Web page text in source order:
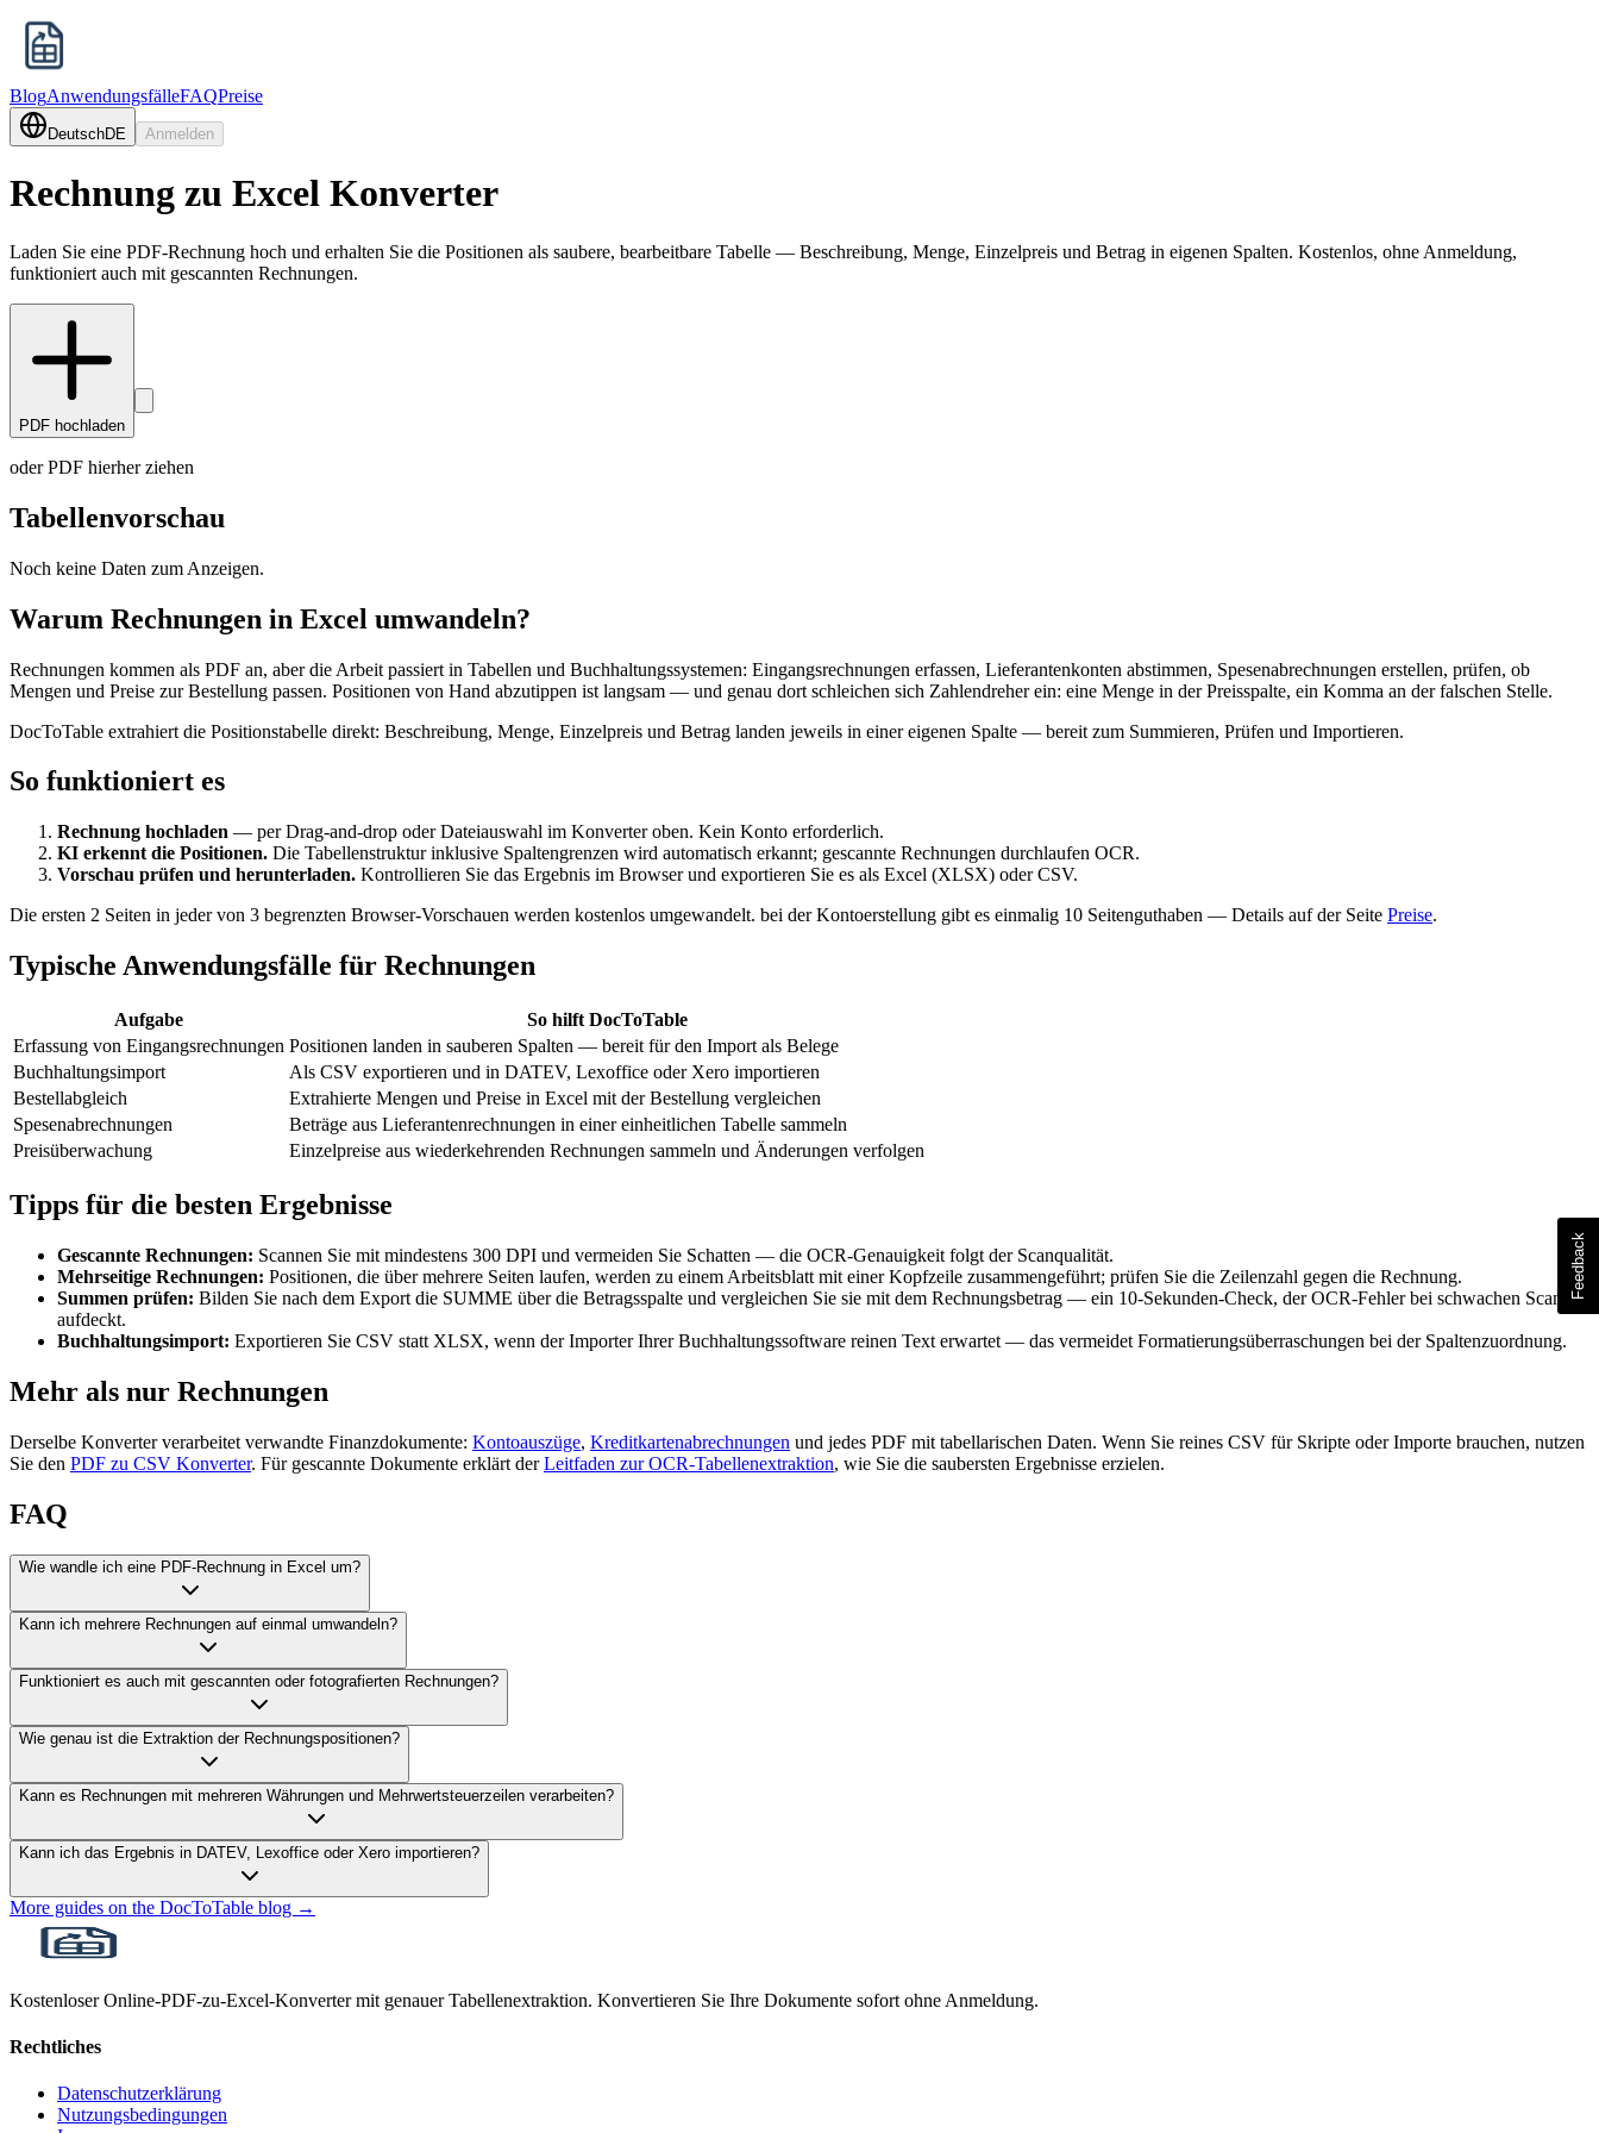
BlogAnwendungsfälleFAQPreise
DeutschDE Anmelden
Rechnung zu Excel Konverter
Laden Sie eine PDF-Rechnung hoch und erhalten Sie die Positionen als saubere, bearbeitbare Tabelle — Beschreibung, Menge, Einzelpreis und Betrag in eigenen Spalten. Kostenlos, ohne Anmeldung,
funktioniert auch mit gescannten Rechnungen.
PDF hochladen
oder PDF hierher ziehen
Tabellenvorschau
Noch keine Daten zum Anzeigen.
Warum Rechnungen in Excel umwandeln?
Rechnungen kommen als PDF an, aber die Arbeit passiert in Tabellen und Buchhaltungssystemen: Eingangsrechnungen erfassen, Lieferantenkonten abstimmen, Spesenabrechnungen erstellen, prüfen, ob
Mengen und Preise zur Bestellung passen. Positionen von Hand abzutippen ist langsam — und genau dort schleichen sich Zahlendreher ein: eine Menge in der Preisspalte, ein Komma an der falschen Stelle.
DocToTable extrahiert die Positionstabelle direkt: Beschreibung, Menge, Einzelpreis und Betrag landen jeweils in einer eigenen Spalte — bereit zum Summieren, Prüfen und Importieren.
So funktioniert es
Rechnung hochladen — per Drag-and-drop oder Dateiauswahl im Konverter oben. Kein Konto erforderlich.
KI erkennt die Positionen. Die Tabellenstruktur inklusive Spaltengrenzen wird automatisch erkannt; gescannte Rechnungen durchlaufen OCR.
Vorschau prüfen und herunterladen. Kontrollieren Sie das Ergebnis im Browser und exportieren Sie es als Excel (XLSX) oder CSV.
Die ersten 2 Seiten in jeder von 3 begrenzten Browser-Vorschauen werden kostenlos umgewandelt. bei der Kontoerstellung gibt es einmalig 10 Seitenguthaben — Details auf der Seite Preise.
Typische Anwendungsfälle für Rechnungen
Aufgabe
So hilft DocToTable
Erfassung von Eingangsrechnungen Positionen landen in sauberen Spalten — bereit für den Import als Belege
Buchhaltungsimport
Als CSV exportieren und in DATEV, Lexoffice oder Xero importieren
Bestellabgleich
Extrahierte Mengen und Preise in Excel mit der Bestellung vergleichen
Spesenabrechnungen
Beträge aus Lieferantenrechnungen in einer einheitlichen Tabelle sammeln
Preisüberwachung
Einzelpreise aus wiederkehrenden Rechnungen sammeln und Änderungen verfolgen
Tipps für die besten Ergebnisse
Gescannte Rechnungen: Scannen Sie mit mindestens 300 DPI und vermeiden Sie Schatten — die OCR-Genauigkeit folgt der Scanqualität.
Mehrseitige Rechnungen: Positionen, die über mehrere Seiten laufen, werden zu einem Arbeitsblatt mit einer Kopfzeile zusammengeführt; prüfen Sie die Zeilenzahl gegen die Rechnung.
Summen prüfen: Bilden Sie nach dem Export die SUMME über die Betragsspalte und vergleichen Sie sie mit dem Rechnungsbetrag — ein 10-Sekunden-Check, der OCR-Fehler bei schwachen Scans
aufdeckt.
Buchhaltungsimport: Exportieren Sie CSV statt XLSX, wenn der Importer Ihrer Buchhaltungssoftware reinen Text erwartet — das vermeidet Formatierungsüberraschungen bei der Spaltenzuordnung.
Mehr als nur Rechnungen
Derselbe Konverter verarbeitet verwandte Finanzdokumente: Kontoauszüge, Kreditkartenabrechnungen und jedes PDF mit tabellarischen Daten. Wenn Sie reines CSV für Skripte oder Importe brauchen, nutzen
Sie den PDF zu CSV Konverter. Für gescannte Dokumente erklärt derLeitfaden zur OCR-Tabellenextraktion, wie Sie die saubersten Ergebnisse erzielen.
FAQ
Wie wandle ich eine PDF-Rechnung in Excel um?
Kann ich mehrere Rechnungen auf einmal umwandeln?
Funktioniert es auch mit gescannten oder fotografierten Rechnungen?
Wie genau ist die Extraktion der Rechnungspositionen?
Kann es Rechnungen mit mehreren Währungen und Mehrwertsteuerzeilen verarbeiten?
Kann ich das Ergebnis in DATEV, Lexoffice oder Xero importieren?
More guides on the DocToTable blog →
Kostenloser Online-PDF-zu-Excel-Konverter mit genauer Tabellenextraktion. Konvertieren Sie Ihre Dokumente sofort ohne Anmeldung.
Rechtliches
Datenschutzerklärung
Nutzungsbedingungen